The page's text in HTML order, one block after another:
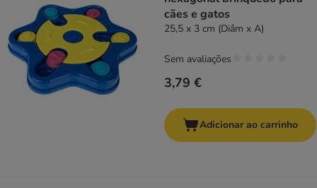
cães e gatos
25,5 x 3 cm (Diâm x A)
3,79 €
Sem avaliações
Adicionar ao carrinho